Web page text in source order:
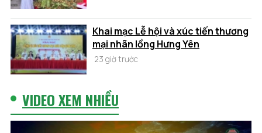
Khai mạc Lễ hội và xúc tiến thương
mại nhãn lồng Hưng Yên
23 giờ trước
VIDEO XEM NHIỀU